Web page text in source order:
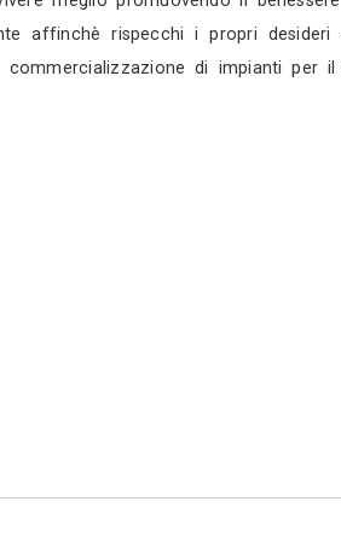
con forte
è aiutare le persone a
produzione e